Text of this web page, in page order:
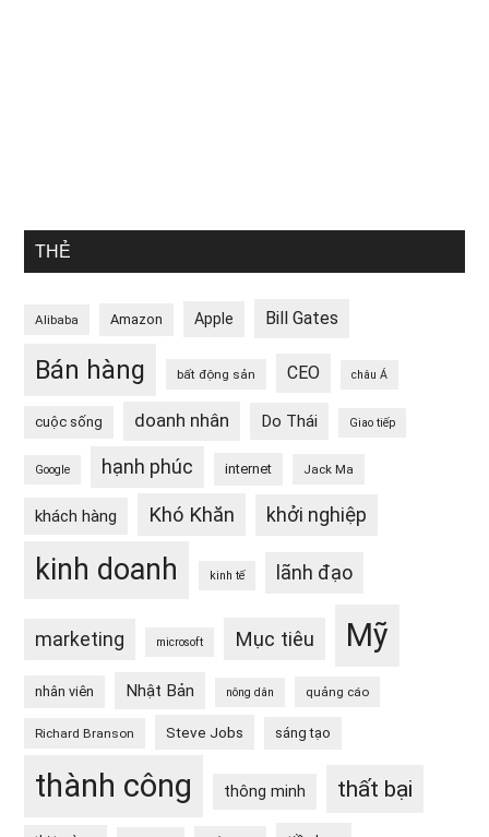
THẺ
Alibaba Amazon Apple Bill Gates
Bán hàng bất động sản CEO châu Á
cuộc sống doanh nhân Do Thái Giao tiếp
Google hạnh phúc internet Jack Ma
khách hàng Khó Khăn khởi nghiệp
kinh doanh kinh tế lãnh đạo
marketing microsoft Mục tiêu Mỹ
nhân viên Nhật Bản nông dân quảng cáo
Richard Branson Steve Jobs sáng tạo
thành công thông minh thất bại